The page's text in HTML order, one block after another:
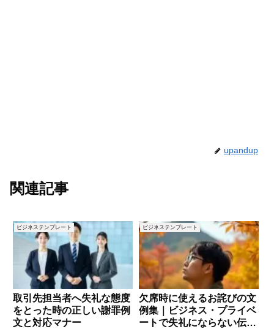
upandup
関連記事
ビジネステンプレート
取引先担当者へ失礼な態度
をとった時の正しい謝罪例
文と対応マナー
ビジネステンプレート
欠席時に使えるお詫びの文
例集｜ビジネス・プライベ
ートで失礼にならない伝え